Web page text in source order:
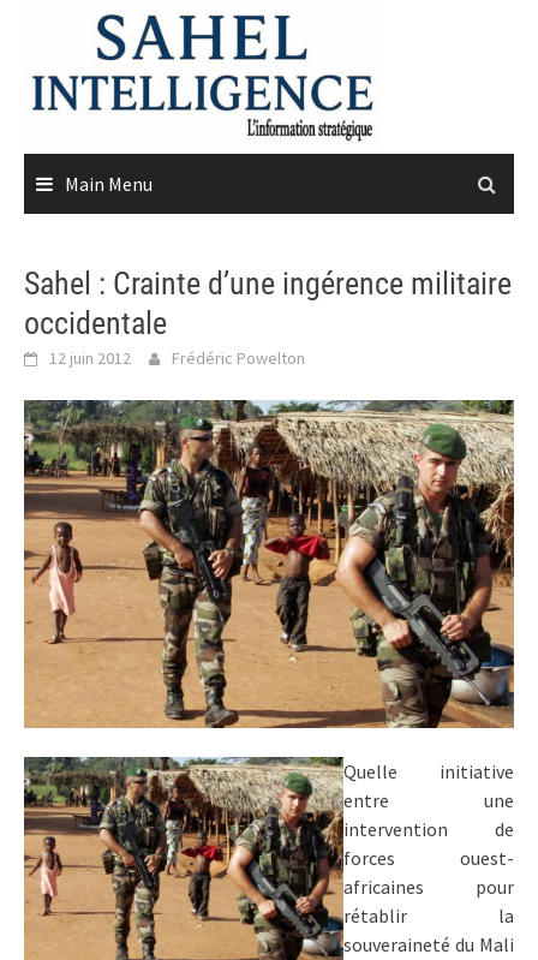
content
Main Menu
Sahel : Crainte d’une ingérence militaire
occidentale
12 juin 2012 Frédéric Powelton
Quelle initiative
entre une
intervention de
forces ouest-
africaines pour
rétablir la
souveraineté du Mali